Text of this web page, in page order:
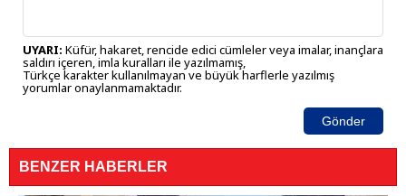
UYARI: Küfür, hakaret, rencide edici cümleler veya imalar, inançlara
saldırı içeren, imla kuralları ile yazılmamış,
Türkçe karakter kullanılmayan ve büyük harflerle yazılmış
yorumlar onaylanmamaktadır.
Gönder
BENZER HABERLER